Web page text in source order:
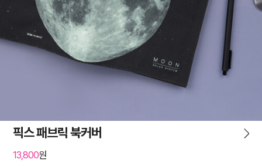
픽스 패브릭 북커버
13,800원